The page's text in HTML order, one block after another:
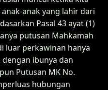
anak yang lahir dari
Pasal 43 ayat (1)
putusan Mahkamah
luar perkawinan hanya
ibunya dan
Putusan MK No.
hubungan